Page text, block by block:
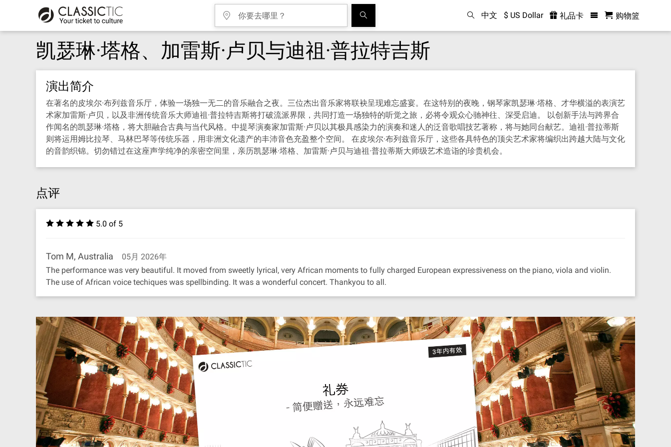
中文 $ US Dollar 礼品卡 购物篮
凯瑟琳·塔格、加雷斯·卢贝与迪祖·普拉特吉斯
演出简介
在著名的皮埃尔·布列兹音乐厅，体验一场独一无二的音乐融合之夜。三位杰出音乐家将联袂呈现难忘盛宴。在这特别的夜晚，钢琴家凯瑟琳·塔格、才华横溢的表演艺
术家加雷斯·卢贝，以及非洲传统音乐大师迪祖·普拉特吉斯将打破流派界限，共同打造一场独特的听觉之旅，必将令观众心驰神往、深受启迪。 以创新手法与跨界合
作闻名的凯瑟琳·塔格，将大胆融合古典与当代风格。中提琴演奏家加雷斯·卢贝以其极具感染力的演奏和迷人的泛音歌唱技艺著称，将与她同台献艺。迪祖·普拉蒂斯
则将运用姆比拉琴、马林巴琴等传统乐器，用非洲文化遗产的丰沛音色充盈整个空间。 在皮埃尔·布列兹音乐厅，这些各具特色的顶尖艺术家将编织出跨越大陆与文化
的音韵织锦。切勿错过在这座声学纯净的亲密空间里，亲历凯瑟琳·塔格、加雷斯·卢贝与迪祖·普拉蒂斯大师级艺术造诣的珍贵机会。
点评
5.0 of 5
Tom M, Australia
05月 2026年
The performance was very beautiful. It moved from sweetly lyrical, very African moments to fully charged European expressiveness on the piano, viola and violin.
The use of African voice techiques was spellbinding. It was a wonderful concert. Thankyou to all.